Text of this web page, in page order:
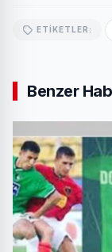
ETIKETLER:
Benzer